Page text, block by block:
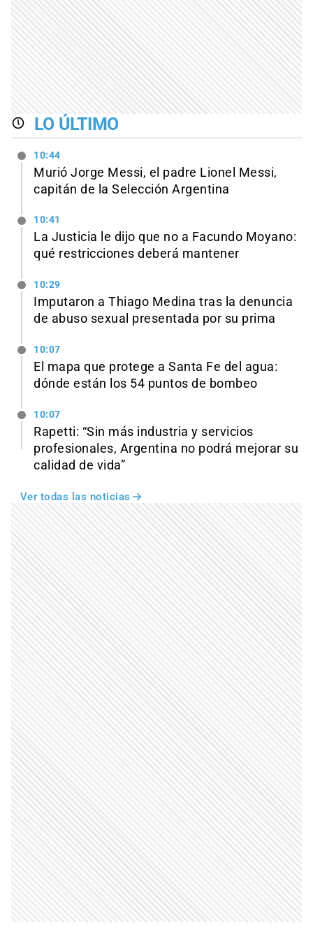
LO ÚLTIMO
10:44
Murió Jorge Messi, el padre Lionel Messi,
capitán de la Selección Argentina
10:41
La Justicia le dijo que no a Facundo Moyano:
qué restricciones deberá mantener
10:29
Imputaron a Thiago Medina tras la denuncia
de abuso sexual presentada por su prima
10:07
El mapa que protege a Santa Fe del agua:
dónde están los 54 puntos de bombeo
10:07
Rapetti: “Sin más industria y servicios
profesionales, Argentina no podrá mejorar su
calidad de vida”
Ver todas las noticias